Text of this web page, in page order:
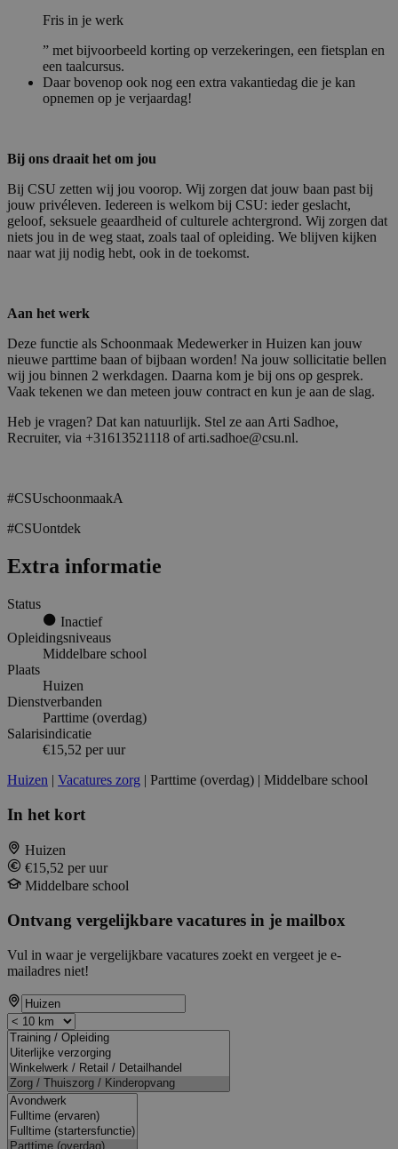
Fris in je werk
” met bijvoorbeeld korting op verzekeringen, een fietsplan en
een taalcursus.
Daar bovenop ook nog een extra vakantiedag die je kan
opnemen op je verjaardag!
Bij ons draait het om jou
Bij CSU zetten wij jou voorop. Wij zorgen dat jouw baan past bij
jouw privéleven. Iedereen is welkom bij CSU: ieder geslacht,
geloof, seksuele geaardheid of culturele achtergrond. Wij zorgen dat
niets jou in de weg staat, zoals taal of opleiding. We blijven kijken
naar wat jij nodig hebt, ook in de toekomst.
Aan het werk
Deze functie als Schoonmaak Medewerker in Huizen kan jouw
nieuwe parttime baan of bijbaan worden! Na jouw sollicitatie bellen
wij jou binnen 2 werkdagen. Daarna kom je bij ons op gesprek.
Vaak tekenen we dan meteen jouw contract en kun je aan de slag.
Heb je vragen? Dat kan natuurlijk. Stel ze aan Arti Sadhoe,
Recruiter, via +31613521118 of arti.sadhoe@csu.nl.
#CSUschoonmaakA
#CSUontdek
Extra informatie
Status
Inactief
Opleidingsniveaus
Middelbare school
Plaats
Huizen
Dienstverbanden
Parttime (overdag)
Salarisindicatie
€15,52 per uur
Huizen | Vacatures zorg | Parttime (overdag) | Middelbare school
In het kort
Huizen
€15,52 per uur
Middelbare school
Ontvang vergelijkbare vacatures in je mailbox
Vul in waar je vergelijkbare vacatures zoekt en vergeet je e-
mailadres niet!